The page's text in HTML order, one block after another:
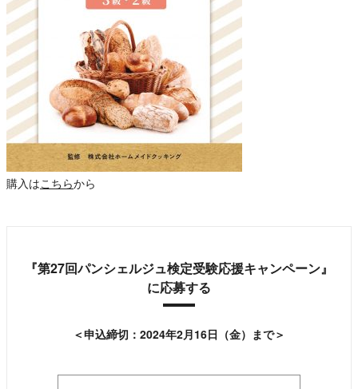
購入はこちらから
『第27回パンシェルジュ検定受験応援キャンペーン』
に応募する
＜申込締切：2024年2月16日（金）まで＞